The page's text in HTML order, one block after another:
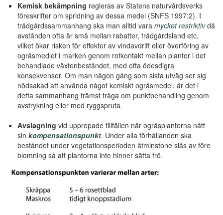
Kemisk bekämpning regleras av Statens naturvårdsverks
föreskrifter om spridning av dessa medel (SNFS 1997:2). I
trädgårdssammanhang ska man alltid vara mycket restriktivdå
avstånden ofta är små mellan rabatter, trädgårdsland etc,
vilket ökar risken för effekter av vindavdrift eller överföring av
ogräsmedlet i marken genom rotkontakt mellan plantor i det
behandlade växtenbeståndet, med ofta ödesdigra
konsekvenser. Om man någon gång som sista utväg ser sig
nödsakad att använda något kemiskt ogräsmedel, är det i
detta sammanhang främst fråga om punktbehandling genom
avstrykning eller med ryggspruta.
Avslagning vid upprepade tillfällen när ogräsplantorna nått
sin kompensationspunkt. Under alla förhållanden ska
beståndet under vegetationsperioden åtminstone slås av före
blomning så att plantorna inte hinner sätta frö.